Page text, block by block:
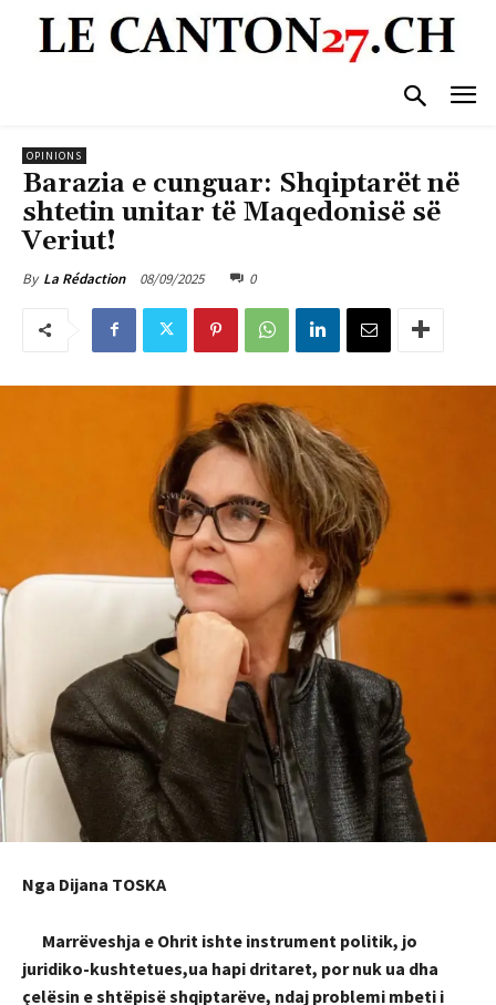
OPINIONS
Barazia e cunguar: Shqiptarët në
shtetin unitar të Maqedonisë së
Veriut!
By La Rédaction 08/09/2025 0
Nga Dijana TOSKA
Marrëveshja e Ohrit ishte instrument politik, jo
juridiko-kushtetues,ua hapi dritaret, por nuk ua dha
çelësin e shtëpisë shqiptarëve, ndaj problemi mbeti i